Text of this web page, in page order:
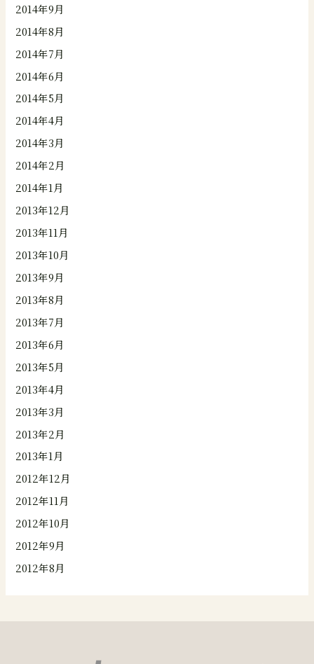
2014年9月
2014年8月
2014年7月
2014年6月
2014年5月
2014年4月
2014年3月
2014年2月
2014年1月
2013年12月
2013年11月
2013年10月
2013年9月
2013年8月
2013年7月
2013年6月
2013年5月
2013年4月
2013年3月
2013年2月
2013年1月
2012年12月
2012年11月
2012年10月
2012年9月
2012年8月